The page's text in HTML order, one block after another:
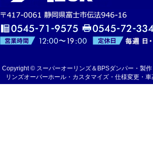
Copyright © スーパーオーリンズ＆BPSダンパー・製
リンズオーバーホール・カスタマイズ・仕様変更・